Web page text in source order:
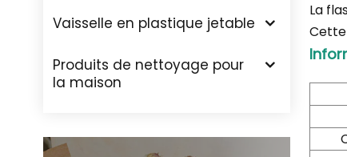
Vaisselle en plastique jetable
Produits de nettoyage pour
la maison
La